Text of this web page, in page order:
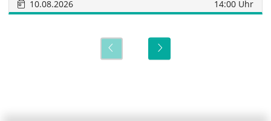
10.08.2026 14:00 Uhr